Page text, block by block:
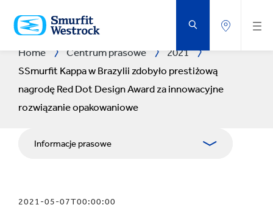
DO
GŁÓWNEJ
ZAWARTOŚCI
Home Centrum prasowe
2021
SSmurfit Kappa w Brazylii zdobyło prestiżową
nagrodę Red Dot Design Award za innowacyjne
rozwiązanie opakowaniowe
Informacje prasowe
Relacje z mediami
2021-05-07T00:00:00